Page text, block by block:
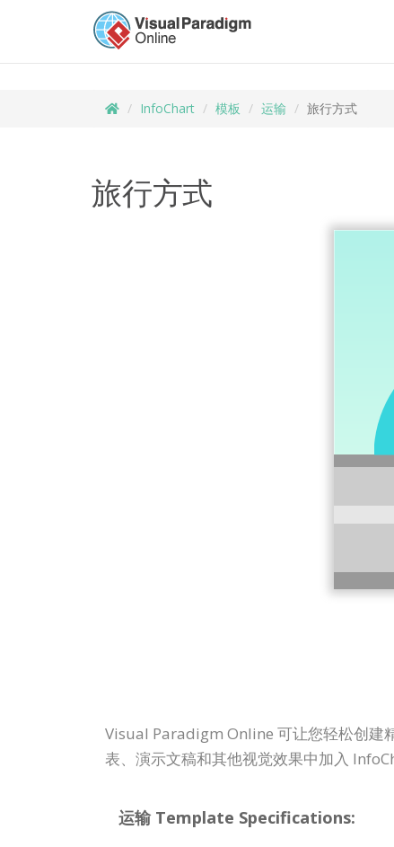
InfoChart 模板 运输 旅行方式
旅行方式
Visual Paradigm Online 可让您轻松创建
表、演示文稿和其他视觉效果中加入
运输 Template Specifications: